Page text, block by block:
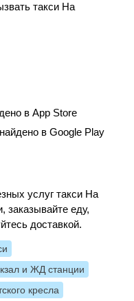
такси На
в App Store
в Google Play
услуг такси На
заказывайте еду,
доставкой.
и ЖД станции
кресла